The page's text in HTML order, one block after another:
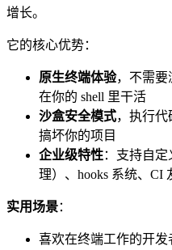
增长。
它的核心优势：
原生终端体验，不需要
在你的 shell 里干活
沙盒安全模式，执行
搞坏你的项目
企业级特性：支持自
理）、hooks 系统、CI
实用场景：
喜欢在终端工作的开发